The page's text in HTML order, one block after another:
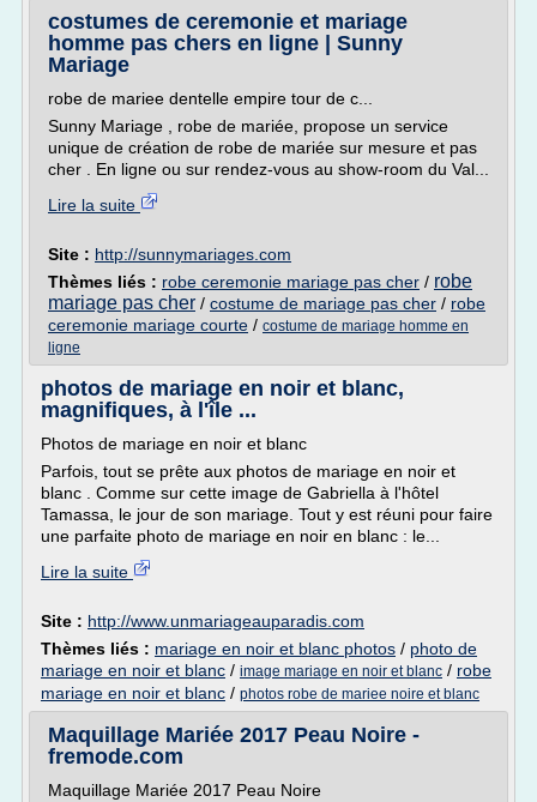
costumes de ceremonie et mariage
homme pas chers en ligne | Sunny
Mariage
robe de mariee dentelle empire tour de c...
Sunny Mariage , robe de mariée, propose un service
unique de création de robe de mariée sur mesure et pas
cher . En ligne ou sur rendez-vous au show-room du Val...
Lire la suite
Site : http://sunnymariages.com
Thèmes liés : robe ceremonie mariage pas cher / robe
mariage pas cher / costume de mariage pas cher / robe
ceremonie mariage courte / costume de mariage homme en
ligne
photos de mariage en noir et blanc,
magnifiques, à l'île ...
Photos de mariage en noir et blanc
Parfois, tout se prête aux photos de mariage en noir et
blanc . Comme sur cette image de Gabriella à l'hôtel
Tamassa, le jour de son mariage. Tout y est réuni pour faire
une parfaite photo de mariage en noir en blanc : le...
Lire la suite
Site : http://www.unmariageauparadis.com
Thèmes liés : mariage en noir et blanc photos / photo de
mariage en noir et blanc / image mariage en noir et blanc / robe
mariage en noir et blanc / photos robe de mariee noire et blanc
Maquillage Mariée 2017 Peau Noire -
fremode.com
Maquillage Mariée 2017 Peau Noire